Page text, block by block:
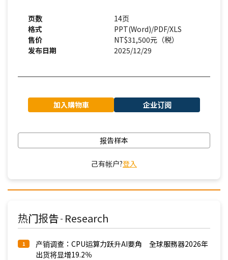
页数
14页
格式
PPT(Word)/PDF/XLS
售价
NT$31,500元（税）
发布日期
2025/12/29
加入購物車 企业订阅
报告样本
己有帐户?登入
热门报告 - Research
1
产销调查：CPU运算力跃升AI要角 全球服務器2026年
出货将显增19.2％